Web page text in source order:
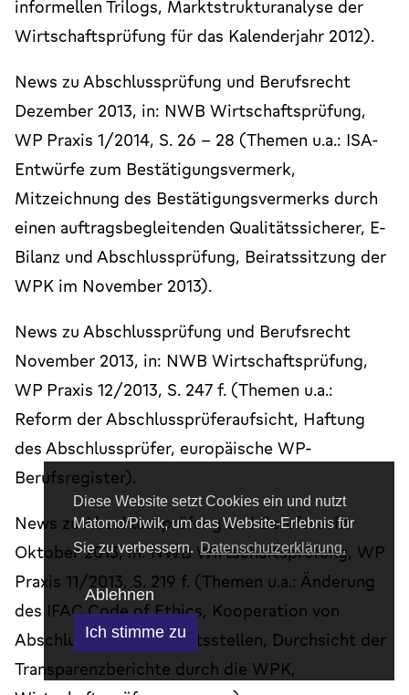
Diese Website setzt Cookies ein und nutzt
Matomo/Piwik, um das Website-Erlebnis für
Sie zu verbessern. Datenschutzerklärung.
Ablehnen
Ich stimme zu
informellen Trilogs, Marktstrukturanalyse der
Wirtschaftsprüfung für das Kalenderjahr 2012).
News zu Abschlussprüfung und Berufsrecht
Dezember 2013, in: NWB Wirtschaftsprüfung,
WP Praxis 1/2014, S. 26 – 28 (Themen u.a.: ISA-
Entwürfe zum Bestätigungsvermerk,
Mitzeichnung des Bestätigungsvermerks durch
einen auftragsbegleitenden Qualitätssicherer, E-
Bilanz und Abschlussprüfung, Beiratssitzung der
WPK im November 2013).
News zu Abschlussprüfung und Berufsrecht
November 2013, in: NWB Wirtschaftsprüfung,
WP Praxis 12/2013, S. 247 f. (Themen u.a.:
Reform der Abschlussprüferaufsicht, Haftung
des Abschlussprüfer, europäische WP-
Berufsregister).
News zu Abschlussprüfung und Berufsrecht
Oktober 2013, in: NWB Wirtschaftsprüfung, WP
Praxis 11/2013, S. 219 f. (Themen u.a.: Änderung
des IFAC Code of Ethics, Kooperation von
Abschlussprüferaufsichtsstellen, Durchsicht der
Transparenzberichte durch die WPK,